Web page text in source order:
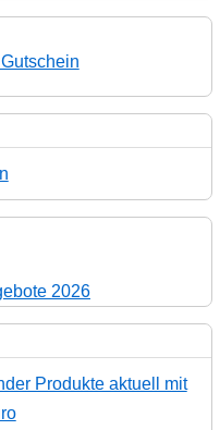
Produkte aktuell mit